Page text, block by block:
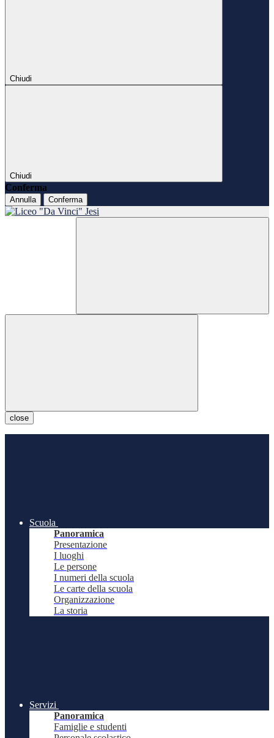
Chiudi
Chiudi
Conferma
Annulla Conferma
close
Scuola
Panoramica
Presentazione
I luoghi
Le persone
I numeri della scuola
Le carte della scuola
Organizzazione
La storia
Servizi
Panoramica
Famiglie e studenti